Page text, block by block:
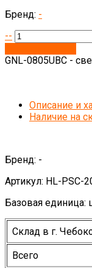
Бренд: -
--
GNL-0805UBC -
Описание и
Наличие на
Бренд: -
Артикул: HL-PSC-
Базовая единица:
Склад в г.
Всего